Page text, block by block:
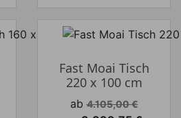
Fast Moai Tisch
220 x 100 cm
Verkaufspreis
ab 4.105,00 €